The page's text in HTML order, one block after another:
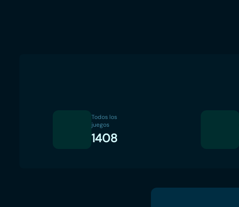
Todos los
juegos
1408